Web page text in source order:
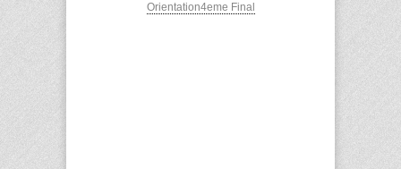
Orientation4eme Final